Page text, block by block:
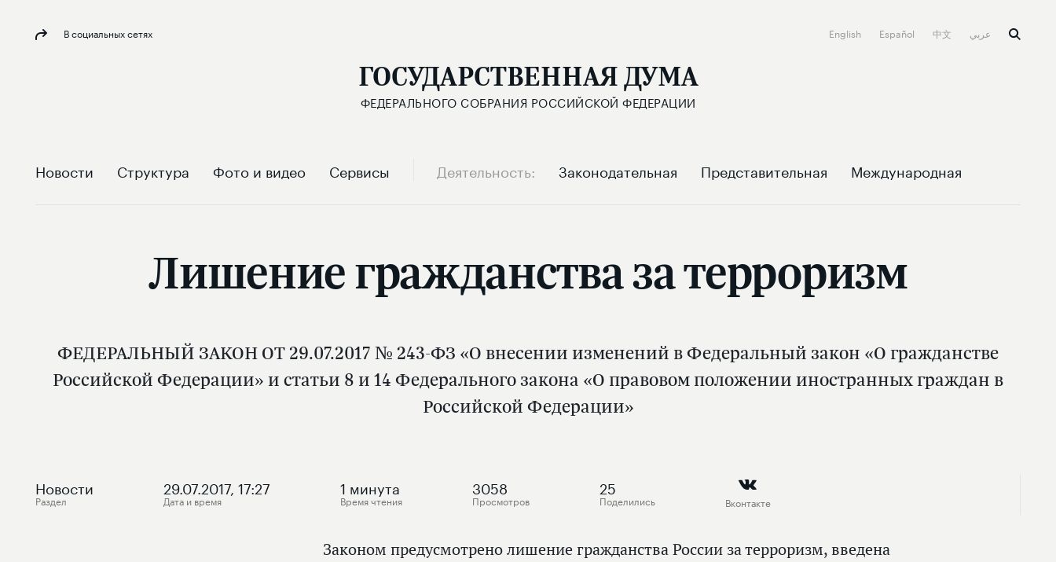
В социальных сетях English Español 中文
ГОСУДАРСТВЕННАЯ ДУМА
ФЕДЕРАЛЬНОГО СОБРАНИЯ РОССИЙСКОЙ ФЕДЕРАЦИИ
Новости Структура Фото и видео Сервисы Деятельность Законодательная Представительная Международная
Лишение гражданства за терроризм
ФЕДЕРАЛЬНЫЙ ЗАКОН ОТ 29.07.2017 № 243-ФЗ «О внесении изменений в Федеральный закон «О гражданстве
Российской Федерации» и статьи 8 и 14 Федерального закона «О правовом положении иностранных граждан в
Российской Федерации»
Новости
Раздел
29.07.2017, 17:27
Дата и время
1 минута
Время чтения
3058
Просмотров
25
Поделились Вконтакте
Законом предусмотрено лишение гражданства России за терроризм, введена